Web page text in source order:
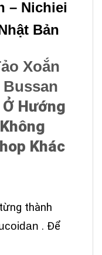
– Nichiei
Bản
Xoắn
Ở Hướng
Khác
thành
. Để